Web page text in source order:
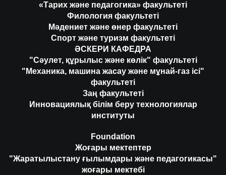
«Тарих және педагогика» факультеті
Филология факультеті
Мәдениет және өнер факультеті
Спорт және туризм факультеті
ӘСКЕРИ КАФЕДРА
"Сәулет, құрылыс және көлік" факультеті
"Механика, машина жасау және мұнай-газ ісі"
факультеті
Заң факультеті
Инновациялық білім беру технологиялар
институты
Foundation
Жоғары мектептер
"Жаратылыстану ғылымдары және педагогикасы"
жоғары мектебі